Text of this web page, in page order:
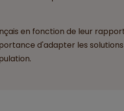
en fonction de leur
d'adapter les